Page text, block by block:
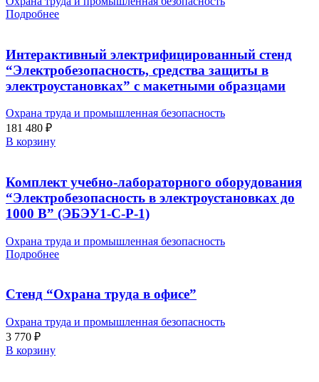
Подробнее
Интерактивный электрифицированный стенд
“Электробезопасность, средства защиты в
электроустановках” с макетными образцами
Охрана труда и промышленная безопасность
181 480 ₽
В корзину
Комплект учебно-лабораторного оборудования
“Электробезопасность в электроустановках до
1000 В” (ЭБЭУ1-С-Р-1)
Охрана труда и промышленная безопасность
Подробнее
Стенд “Охрана труда в офисе”
Охрана труда и промышленная безопасность
3 770 ₽
В корзину